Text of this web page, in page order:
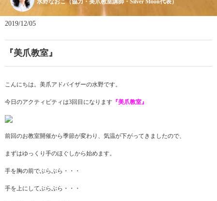
水野なおこ（協力・美爪教室講師・Silver Moon代表）
2019/12/05
『美爪教室』
こんにちは。美爪アドバイザーの水野です。
今日のアクティビティは3回目になります 『美爪教室』
前回のお教室開催から季節が変わり、気温が下がってきましたので、
まずはゆっくり手のほぐしから始めます。
手を胸の前でぶらぶら・・・
手を上にしてぶらぶら・・・